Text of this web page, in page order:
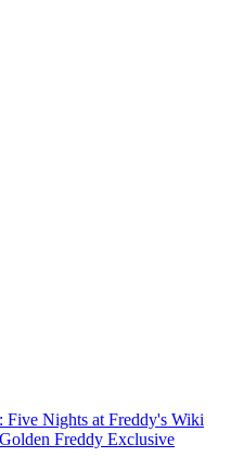
Five Nights at Freddy's Wiki
Freddy Exclusive